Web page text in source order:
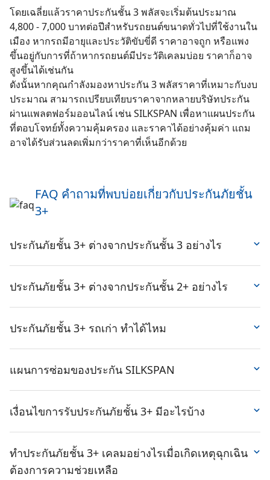
โดยเฉลี่ยแล้วราคาประกันชั้น 3 พลัสจะเริ่มต้นประมาณ
4,800 - 7,000 บาทต่อปีสำหรับรถยนต์ขนาดทั่วไปที่ใช้งานใน
เมือง หากรถมีอายุและประวัติขับขี่ดี ราคาอาจถูก หรือแพง
ขึ้นอยู่กับการที่ถ้าหากรถยนต์มีประวัติเคลมบ่อย ราคาก็อาจ
สูงขึ้นได้เช่นกัน
ดังนั้นหากคุณกำลังมองหาประกัน 3 พลัสราคาที่เหมาะกับงบ
ประมาณ สามารถเปรียบเทียบราคาจากหลายบริษัทประกัน
ผ่านแพลตฟอร์มออนไลน์ เช่น SILKSPAN เพื่อหาแผนประกัน
ที่ตอบโจทย์ทั้งความคุ้มครอง และราคาได้อย่างคุ้มค่า แถม
อาจได้รับส่วนลดเพิ่มกว่าราคาที่เห็นอีกด้วย
FAQ คำถามที่พบบ่อยเกี่ยวกับประกันภัยชั้น
3+
ประกันภัยชั้น 3+ ต่างจากประกันชั้น 3 อย่างไร
ประกันรถยนต์ 3+ นั้นจะให้ความคุ้มครองค่าซ่อมทั้งรถของ
คุณที่ทำประกันและรถคู่กรณีที่เสียหาย ในขณะที่ประกัน
ประกันรถยนต์ 3+ กับประกันชั้น 3 นั้นอาจจะแตกต่างกัน
ประกันภัยชั้น 3+ ต่างจากประกันชั้น 2+ อย่างไร
สำหรับประกันภัยชั้น 3+ มีราคาในบางกรมธรรม์ใกล้เคียงกับ
ประกันรถยนต์ชั้น 2+ และประกันภัยชั้น 3+ ยังให้ความ
ประกันอีกด้วย แต่ประกันภัยชั้น 3+ จะไม่คุ้มครองในกรณีที่
ประกันภัยชั้น 3+ รถเก่า ทำได้ไหม
ประกันรถยนต์ 3+ ไม่จำกัดยี่ห้อ รุ่นรถ โดยรับทำประกันอายุ
รถไม่เกิน 20 ปี กรณีอายุเกินกว่านี้ต้องเปลี่ยนไปทำประกันชั้น
แผนการซ่อมของประกัน SILKSPAN
สำหรับประกันรถยนต์ 3+ ที่ซื้อผ่าน SILKSPAN จะมีแผนการ
ซ่อมที่ยืดหยุ่นและเหมาะสมกับความเสียหาย เช่น
อะไหล่คุณภาพ และมีทีมช่างที่เชี่ยวชาญ เหมาะสำหรับผู้
ใช้รถทั่วไปที่ต้องการประหยัดค่าเบี้ยประกัน โดยประกัน
เงื่อนไขการรับประกันภัยชั้น 3+ มีอะไรบ้าง
ประกันรถยนต์ชั้น 3+ จะให้ความคุ้มครองทั้งรถของคุณที่ทำ
ประกันและรถคู่กรณี รวมถึงทรัพย์สินและบุคคลภายนอกที่ได้
รับความเสียหาย อย่างไรก็ตาม ประกันชั้น 3+ นี้จะคุ้มครอง
ทำประกันภัยชั้น 3+ เคลมอย่างไรเมื่อเกิดเหตุฉุกเฉิน
ต้องการความช่วยเหลือ